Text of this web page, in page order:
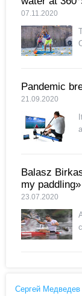
07.11.2020
Pandemic
21.09.2020
Balasz
my paddling»
23.07.2020
Сергей